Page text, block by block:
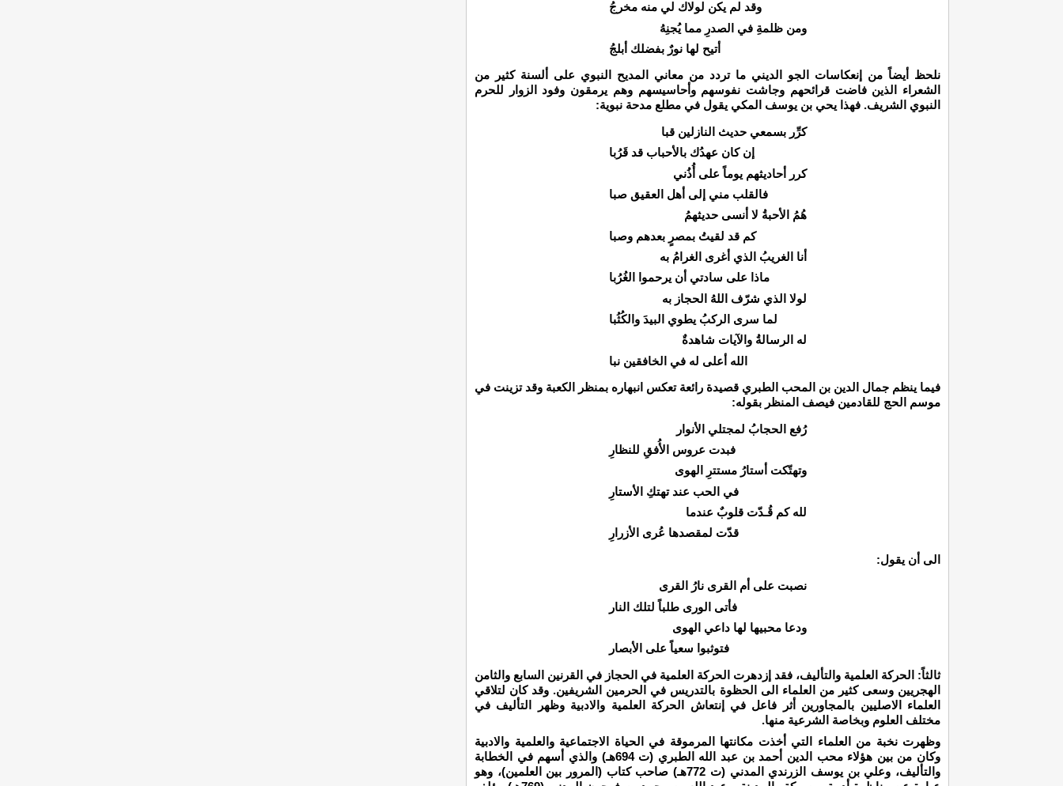
وقد لم يكن لولاك لي منه مخرجُ
ومن ظلمةِ في الصدرِ مما يُجنِهُ
أتيح لها نورٌ بفضلك أبلجُ
نلحظ أيضاً من إنعكاسات الجو الديني ما تردد من معاني المديح النبوي على ألسنة كثير من
الشعراء الذين فاضت قرائحهم وجاشت نفوسهم وأحاسيسهم وهم يرمقون وفود الزوار للحرم
النبوي الشريف. فهذا يحي بن يوسف المكي يقول في مطلع مدحة نبوية:
كرِّر بسمعي حديث النازلين قبا
إن كان عهدُك بالأحباب قد قَرُبا
كرر أحاديثهم يوماً على أُذُني
فالقلب مني إلى أهل العقيق صبا
هُمُ الأحبةُ لا أنسى حديثهمُ
كم قد لقيتُ بمصرٍ بعدهم وصبا
أنا الغريبُ الذي أغرى الغرامُ به
ماذا على سادتي أن يرحموا الغُرُبا
لولا الذي شرّف اللهُ الحجاز به
لما سرى الركبُ يطوي البيدَ والكُثُبا
له الرسالةُ والآيات شاهدةٌ
الله أعلى له في الخافقين نبا
فيما ينظم جمال الدين بن المحب الطبري قصيدة رائعة تعكس انبهاره بمنظر الكعبة وقد تزينت في
موسم الحج للقادمين فيصف المنظر بقوله:
رُفع الحجابُ لمجتلي الأنوار
فبدت عروس الأُفقِ للنظارِ
وتهتّكت أستارُ مستترِ الهوى
في الحب عند تهتكِ الأستارِ
لله كم قُـدّت قلوبٌ عندما
قدّت لمقصدها عُرى الأزرارِ
الى أن يقول:
نصبت على أم القرى نارُ القرى
فأتى الورى طلباً لتلك النار
ودعا محبيها لها داعي الهوى
فتوثبوا سعياً على الأبصار
ثالثاً: الحركة العلمية والتأليف، فقد إزدهرت الحركة العلمية في الحجاز في القرنين السابع والثامن
الهجريين وسعى كثير من العلماء الى الحظوة بالتدريس في الحرمين الشريفين. وقد كان لتلاقي
العلماء الاصليين بالمجاورين أثر فاعل في إنتعاش الحركة العلمية والادبية وظهر التأليف في
مختلف العلوم وبخاصة الشرعية منها.
وظهرت نخبة من العلماء التي أخذت مكانتها المرموقة في الحياة الاجتماعية والعلمية والادبية
وكان من بين هؤلاء محب الدين أحمد بن عبد الله الطبري (ت 694هـ) والذي أسهم في الخطابة
والتأليف، وعلي بن يوسف الزرندي المدني (ت 772هـ) صاحب كتاب (المرور بين العلمين)، وهو